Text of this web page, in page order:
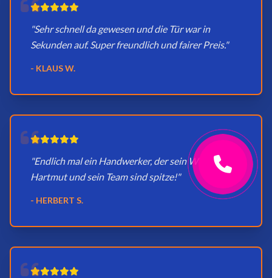
"Sehr schnell da gewesen und die Tür war in
Sekunden auf. Super freundlich und fairer Preis."
- KLAUS W.
"Endlich mal ein Handwerker, der sein Wort hält.
Hartmut und sein Team sind spitze!"
- HERBERT S.